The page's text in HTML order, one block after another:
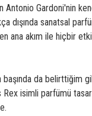
Gardoni'nin
dışında sanatsal
ana akım ile hiçbir
başında da
isimli parfümü